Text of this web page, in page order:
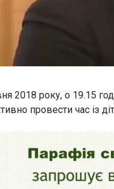
2018 року, о 19.15
провести час із